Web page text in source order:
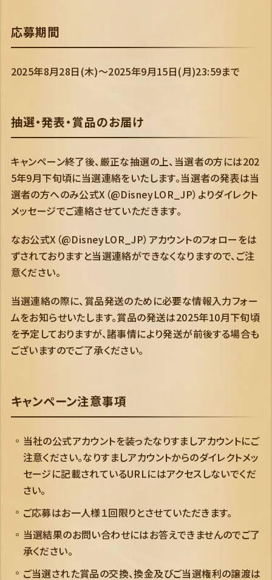
応募期間
2025年8月28日(木)～2025年9月15日(月)23:59まで
抽選・発表・賞品のお届け
キャンペーン終了後、厳正な抽選の上、当選者の方には202
5年9月下旬頃に当選連絡をいたします。当選者の発表は当
選者の方へのみ公式X（@DisneyLOR_JP）よりダイレクト
メッセージでご連絡させていただきます。
なお公式X（@DisneyLOR_JP）アカウントのフォローをは
ずされておりますと当選連絡ができなくなりますので、ご注
意ください。
当選連絡の際に、賞品発送のために必要な情報入力フォー
ムをお知らせいたします。賞品の発送は2025年10月下旬頃
を予定しておりますが、諸事情により発送が前後する場合も
ございますのでご了承ください。
キャンペーン注意事項
当社の公式アカウントを装ったなりすましアカウントにご
注意ください。なりすましアカウントからのダイレクトメッ
セージに記載されているURLにはアクセスしないでくだ
さい。
ご応募はお一人様１回限りとさせていただきます。
当選結果のお問い合わせにはお答えできませんのでご了
承ください。
ご当選された賞品の交換、換金及びご当選権利の譲渡は